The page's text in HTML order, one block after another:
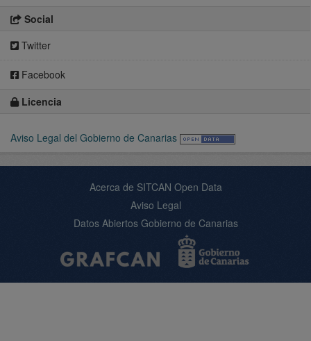
Social
Twitter
Facebook
Licencia
Aviso Legal del Gobierno de Canarias
Acerca de SITCAN Open Data
Aviso Legal
Datos Abiertos Gobierno de Canarias